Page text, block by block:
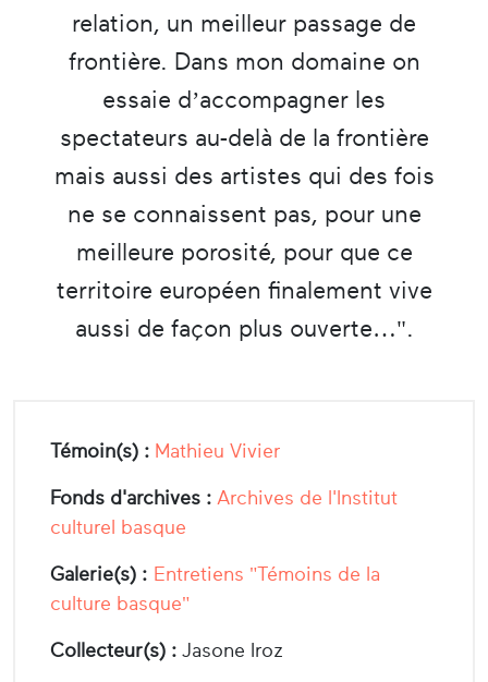
relation, un meilleur passage de
frontière. Dans mon domaine on
essaie d’accompagner les
spectateurs au-delà de la frontière
mais aussi des artistes qui des fois
ne se connaissent pas, pour une
meilleure porosité, pour que ce
territoire européen finalement vive
aussi de façon plus ouverte…".
Témoin(s) : Mathieu Vivier
Fonds d'archives : Archives de l'Institut
culturel basque
Galerie(s) : Entretiens "Témoins de la
culture basque"
Collecteur(s) : Jasone Iroz